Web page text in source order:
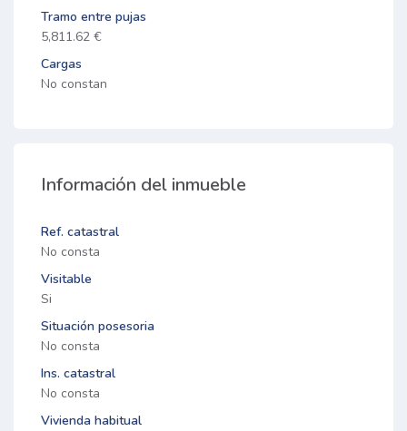
Tramo entre pujas
5,811.62 €
Cargas
No constan
Información del inmueble
Ref. catastral
No consta
Visitable
Si
Situación posesoria
No consta
Ins. catastral
No consta
Vivienda habitual